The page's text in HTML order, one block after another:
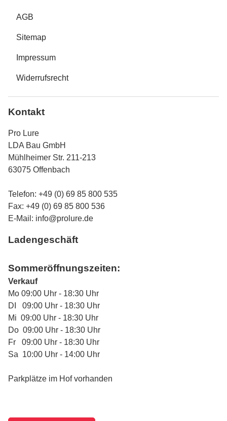
AGB
Sitemap
Impressum
Widerrufsrecht
Kontakt
Pro Lure
LDA Bau GmbH
Mühlheimer Str. 211-213
63075 Offenbach
Telefon: +49 (0) 69 85 800 535
Fax: +49 (0) 69 85 800 536
E-Mail: info@prolure.de
Ladengeschäft
Sommeröffnungszeiten:
Verkauf
Mo 09:00 Uhr - 18:30 Uhr
DI 09:00 Uhr - 18:30 Uhr
Mi 09:00 Uhr - 18:30 Uhr
Do 09:00 Uhr - 18:30 Uhr
Fr 09:00 Uhr - 18:30 Uhr
Sa 10:00 Uhr - 14:00 Uhr
Parkplätze im Hof vorhanden